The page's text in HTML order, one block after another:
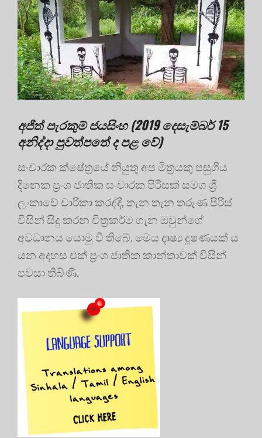
අජිත් පැරකුම් ජයසිංහ (2019 දෙසැම්බර් 15
අනිද්දා පුවත්පතේ ද පළ වේ)
සංචාරක ක්ෂේත්‍රයේ නියුතු අප මිත්‍රයකු පසුගිය
දිනෙක ප්‍රංශ ජාතික සංචාරක පිරිසක් සමග ශ්‍රී
ලංකාවේ චාරිකා කරද්දී, තැන තැන තරුණ පිරිස්
විසින් සිදු කරන චිත්‍රකර්ම ගැන ඔවුන්ගේ
අවධානය යොමු වී තිබේ. මෙය දෘෂ්‍ය දූෂණයක් ය
යන අදහස එක් ප්‍රංශ ජාතික කාන්තාවක් විසින්
පවසා තිබිණි.